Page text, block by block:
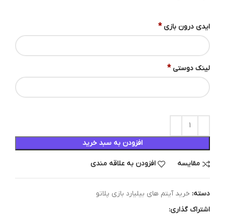
ایدی درون بازی *
لینک دوستی *
افزودن به سبد خرید
مقایسه افزودن به علاقه مندی
دسته: خرید آیتم های بیلیارد بازی پلاتو
اشتراک گذاری: